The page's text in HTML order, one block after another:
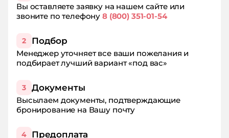
Вы оставляете заявку на нашем сайте или
звоните по телефону8 (800) 351-01-54
2 Подбор
Менеджер уточняет все ваши пожелания и
подбирает лучший вариант «под вас»
3 Документы
Высылаем документы, подтверждающие
бронирование на Вашу почту
4 Предоплата